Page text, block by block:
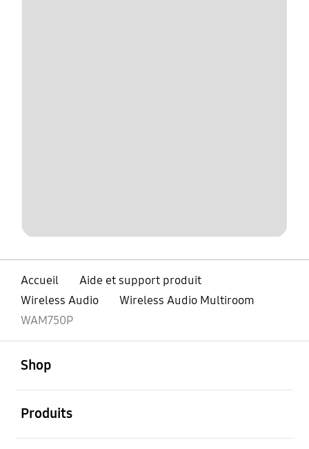
Accueil
Aide et support produit
Wireless Audio
Wireless Audio Multiroom
WAM750P
Shop
Produits